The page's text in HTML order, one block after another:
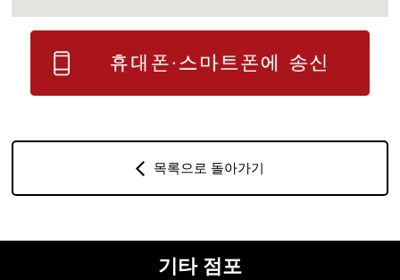
목록으로 돌아가기
기타 점포